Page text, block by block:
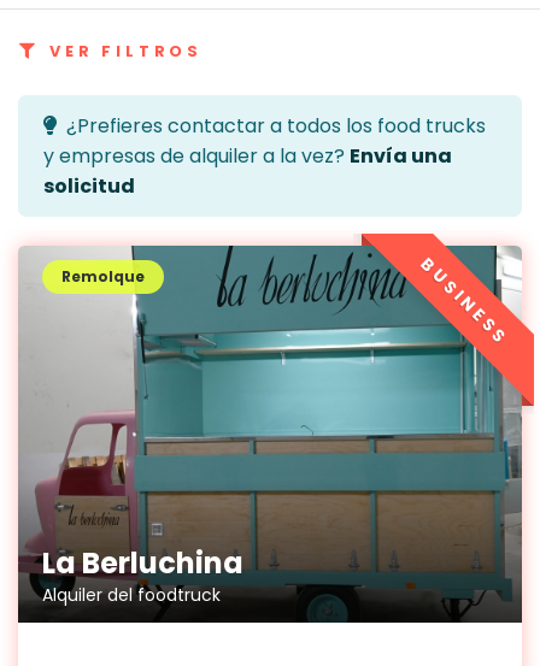
VER FILTROS
¿Prefieres contactar a todos los food trucks
y empresas de alquiler a la vez? Envía una
solicitud
La Berluchina
Alquiler del foodtruck
Remolque BUSINESS